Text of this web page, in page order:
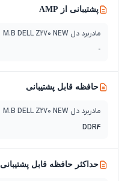
پشتیبانی از AMP
مادربرد دل M.B DELL Z270 NEW
-
حافظه قابل پشتیبانی
مادربرد دل M.B DELL Z270 NEW
DDR4
حداکثر حافظه قابل پشتیبانی